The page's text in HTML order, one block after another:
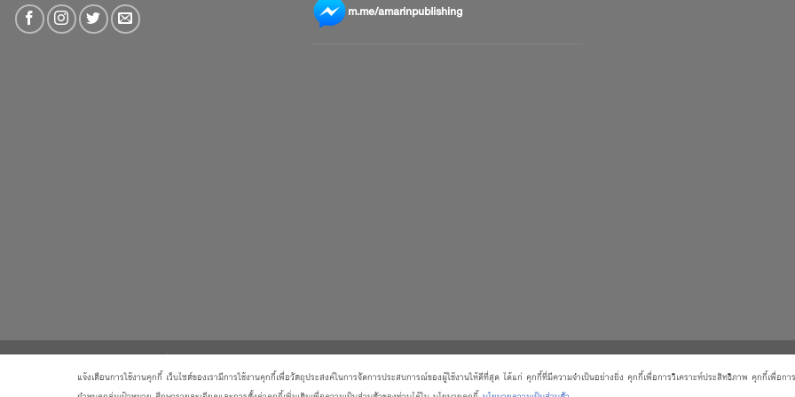
m.me/amarinpublishing
วิธีการสั่งซื้อสินค้าและการรับประกันสินค้า ตรวจสอบสถานะออเดอร์ จัดการข้อมูลส่วนบุคคล
แจ้งเตือนการใช้งานคุกกี้ เว็บไซต์ของเรามีการใช้งานคุกกี้เพื่อวัตถุประสงค์ในการจัดการประสบการณ์ของผู้ใช้งานให้ดีที่สุด ได้แก่ คุกกี้ที่มีความจำเป็นอย่างยิ่ง คุกกี้เพื่อการวิเคราะห์ประสิทธิภาพ คุกกี้เพื่อก